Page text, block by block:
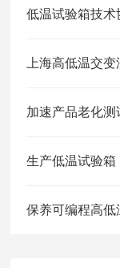
低温试验箱技术
上海高低温交
生产低温试验
保养可编程高